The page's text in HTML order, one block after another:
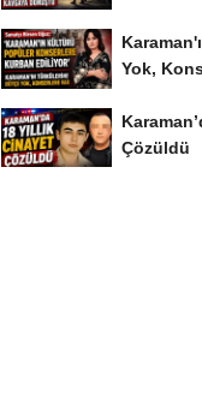
Yok,
Çözüldü